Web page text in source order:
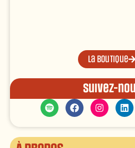
La boutique
Suivez-